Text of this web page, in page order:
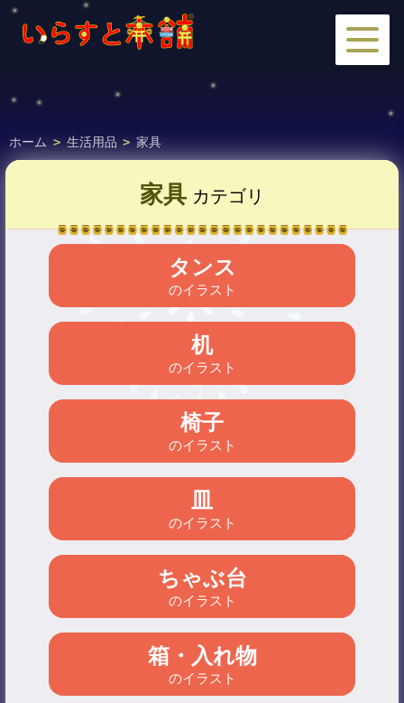
ホーム > 生活用品 > 家具
家具 カテゴリ
タンス
のイラスト
机
のイラスト
椅子
のイラスト
皿
のイラスト
ちゃぶ台
のイラスト
箱・入れ物
のイラスト